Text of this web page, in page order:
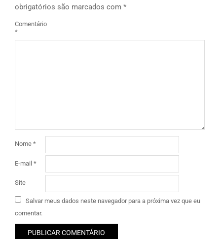
obrigatórios são marcados com *
Comentário
*
Nome *
E-mail *
Site
Salvar meus dados neste navegador para a próxima vez que eu
comentar.